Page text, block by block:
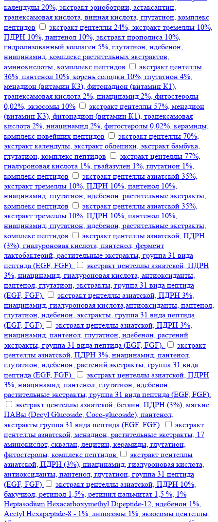
календулы 20%, экстракт эриоботрии, астаксантин,
транексамовая кислота, винная кислота, глутатион, комплекс
пептидов
экстракт центеллы 24%, экстракт тремеллы 10%,
ПДРН 10%, пантенол 10%, экстракт прополиса 10%,
гидролизованный коллаген 5%, глутатион, идебенон,
ниацинамид, комплекс растительных экстрактов,
аминокислоты, компллекс пептидов
экстракт центеллы
36%, пантенол 10%, корень солодки 10%, глутатион 4%,
менадион (витамин К3), фитонадион (витамин К1),
транексамовая кислота 2%, ниацинамид 2%, фитостеролы
0,02%, экзосомы 10%
экстракт центеллы 57%, менадион
(витамин К3), фитонадион (витамин К1), транексамовая
кислота 2%, ниацинамид 2%, фитостеролы 0,02%, керамиды,
комплекс новейших пептидов
экстракт центеллы 70%,
экстракт календулы, экстракт облепихи, экстракт бамбука,
глутатион, комплекс пептидов
экстракт центеллы 77%,
гиалуроновая кислота 1%, гвайазулен 1%, глутатион 1%,
комплекс пептидов
экстракт центеллы азиатской 35%,
экстракт тремеллы 10%, ПДРН 10%, пантенол 10%,
ниацинамид, глутатион, идебенон, растительные экстракты,
комплекс пептидов
экстракт центеллы азиатской 35%,
экстракт тремеллы 10%, ПДРН 10%, пантенол 10%,
ниацинамид, глутатион, идебенон, растительные экстракты,
комплекс пептидов
экстракт центеллы азиатской, ПДРН
(3%), гиалуроновая кислота, пантенол, фермент
лактобактерий, растительные экстракты, группа 31 вида
пептида (EGF, FGF).
экстракт центеллы азиатской, ПДРН
3%, ниацинамид, гиалуроновая кислота, антиоксиданты,
пантенол, глутатион, экстракты, группа 31 вида пептида
(EGF, FGF).
экстракт центеллы азиатской, ПДРН 3%,
ниацинамид, гиалуроновая кислота,антиоксиданты, пантенол,
глутатион, идебенон, экстракты, группа 31 вида пептида
(EGF, FGF)
экстракт центеллы азиатской, ПДРН 3%,
ниацинамид, пантенол, глутатион, идебенон, растений
экстракты, группа 31 вида пептида (EGF, FGF).
экстракт
центеллы азиатской, ПДРН 3%, ниацинамид, пантенол,
глутатион, идебенон, растений экстракты, группа 31 вида
пептида (EGF, FGF).
экстракт центеллы азиатской, ПДРН
3%, ниацинамид, пантенол, глутатион, идебенон,
растительные экстракты, группа 31 вида пептида (EGF, FGF).
экстракт центеллы азиатской, бетаин, ПДРН (3%), мягкие
ПАВы (Decyl Glucoside, Coco-glucoside), пантенол,
экстракты,группа 31 вида пептида (EGF, FGF).
экстракт
центеллы азиатской, менадион, растительные экстракты, 17
аминокислот, сквалан, лецитин, керамиды, глутатион,
фитостеролы, комплекс пептидов
экстракт центеллы
азиатской, ПДРН (3%), ниацинамид, гиалуроновая кислота,
антиоксиданты, пантенол, глутатион, группа 31 пептида
(EGF, FGF)
экстракт центеллы азиатской, ПДРН 10%,
бакучиол, ретинол 1,5%, ретинил пальмитат 1,5 %, 1%
Heptasodium Hexacarboxymethyl Dipeptide-12, идебенон 1%,
Acetyl Hexapeptide-8 - 1%, липосомы 1%, экзосомы центеллы,